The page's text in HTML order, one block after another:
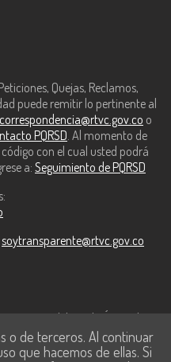
Quejas, Reclamos,
puede remitir lo pertinente al
correspondencia@rtvc.gov.co o
PQRSD . Al momento de
con el cual usted podrá
a: Seguimiento de PQRSD
soytransparente@rtvc.gov.co
recursos del Fondo Único de
Comunicaciones de MinTic.
o de terceros. Al continuar
que hacemos de ellas. Si